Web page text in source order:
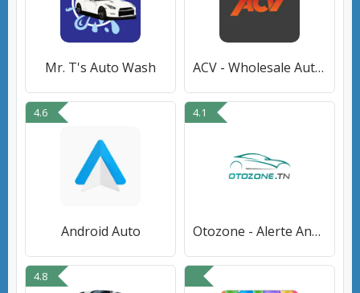
Mr. T's Auto Wash ACV - Wholesale Auto Auctions
4.6
Android Auto
4.1
Otozone - Alerte Annonces Auto
4.8